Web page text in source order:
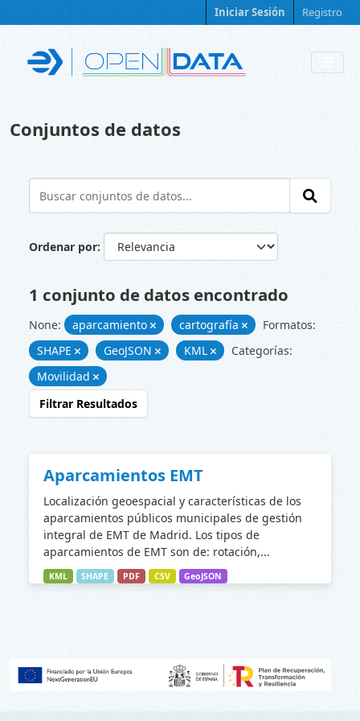
Iniciar Sesión Registro
Conjuntos de datos
Ordenar por
1 conjunto de datos encontrado
None: aparcamiento cartografía
Formatos:
SHAPE
GeoJSON KML
Categorías:
Movilidad
Filtrar Resultados
Aparcamientos EMT
Localización geoespacial y características de los
aparcamientos públicos municipales de gestión
integral de EMT de Madrid. Los tipos de
aparcamientos de EMT son de: rotación,...
KML SHAPE PDF CSV GeoJSON